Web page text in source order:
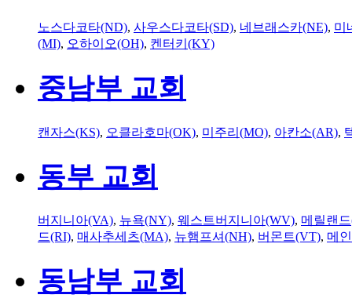
노스다코타(ND), 사우스다코타(SD), 네브래스카(NE), 미
(MI), 오하이오(OH), 켄터키(KY)
중남부 교회
캔자스(KS), 오클라호마(OK), 미주리(MO), 아칸소(AR),
동부 교회
버지니아(VA), 뉴욕(NY), 웨스트버지니아(WV), 메릴랜
드(RI), 매사추세츠(MA), 뉴햄프셔(NH), 버몬트(VT), 메
동남부 교회